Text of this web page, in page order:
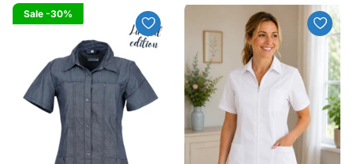
Sale -30%